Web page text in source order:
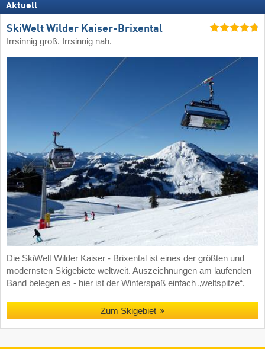
Aktuell
SkiWelt Wilder Kaiser-Brixental
Irrsinnig groß. Irrsinnig nah.
Die SkiWelt Wilder Kaiser - Brixental ist eines der größten und
modernsten Skigebiete weltweit. Auszeichnungen am laufenden
Band belegen es - hier ist der Winterspaß einfach „weltspitze“.
Zum Skigebiet